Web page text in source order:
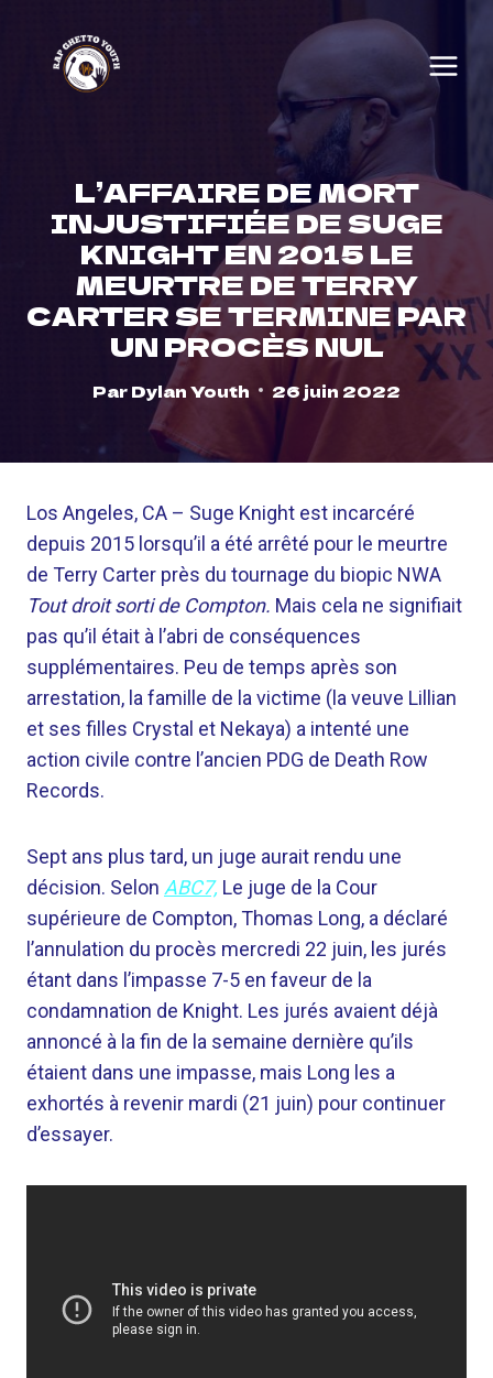
content
L’AFFAIRE DE MORT
INJUSTIFIÉE DE SUGE
KNIGHT EN 2015 LE
MEURTRE DE TERRY
CARTER SE TERMINE PAR
UN PROCÈS NUL
ParDylan Youth 26 juin 2022
Los Angeles, CA – Suge Knight est incarcéré
depuis 2015 lorsqu’il a été arrêté pour le meurtre
de Terry Carter près du tournage du biopic NWA
Tout droit sorti de Compton. Mais cela ne signifiait
pas qu’il était à l’abri de conséquences
supplémentaires. Peu de temps après son
arrestation, la famille de la victime (la veuve Lillian
et ses filles Crystal et Nekaya) a intenté une
action civile contre l’ancien PDG de Death Row
Records.
Sept ans plus tard, un juge aurait rendu une
décision. Selon ABC7, Le juge de la Cour
supérieure de Compton, Thomas Long, a déclaré
l’annulation du procès mercredi 22 juin, les jurés
étant dans l’impasse 7-5 en faveur de la
condamnation de Knight. Les jurés avaient déjà
annoncé à la fin de la semaine dernière qu’ils
étaient dans une impasse, mais Long les a
exhortés à revenir mardi (21 juin) pour continuer
d’essayer.